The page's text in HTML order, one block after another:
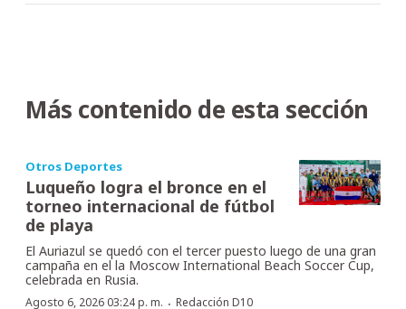
Más contenido de esta sección
Otros Deportes
Luqueño logra el bronce en el
torneo internacional de fútbol
de playa
El Auriazul se quedó con el tercer puesto luego de una gran
campaña en el la Moscow International Beach Soccer Cup,
celebrada en Rusia.
Agosto 6, 2026 03:24 p. m. · Redacción D10